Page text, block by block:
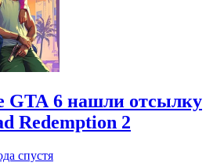
GTA 6 нашли отсылку
Redemption 2
спустя